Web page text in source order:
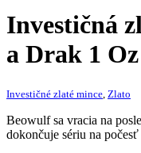
Investičná
a Drak 1
Investičné zlaté mince Zlato
Beowulf sa vracia na
dokončuje sériu na